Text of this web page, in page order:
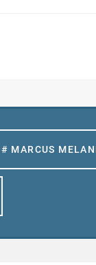
# MARCUS